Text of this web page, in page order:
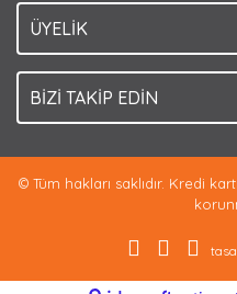
ÜYELİK
BİZİ TAKİP EDİN
© Tüm hakları saklıdır. Kredi